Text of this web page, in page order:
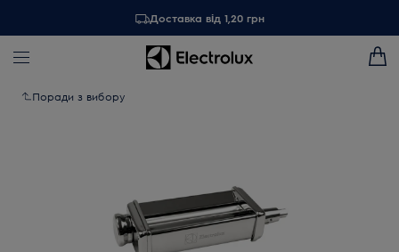
Доставка від 1,20 грн
Поради з вибору